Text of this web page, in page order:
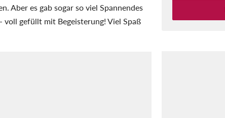
Aber es gab sogar so viel Spannendes
voll gefüllt mit Begeisterung! Viel Spaß